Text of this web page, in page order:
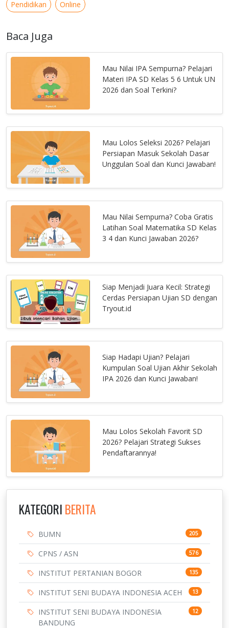
Pendidikan Online
Baca Juga
Mau Nilai IPA Sempurna? Pelajari
Materi IPA SD Kelas 5 6 Untuk UN
2026 dan Soal Terkini?
Mau Lolos Seleksi 2026? Pelajari
Persiapan Masuk Sekolah Dasar
Unggulan Soal dan Kunci Jawaban!
Mau Nilai Sempurna? Coba Gratis
Latihan Soal Matematika SD Kelas
3 4 dan Kunci Jawaban 2026?
Siap Menjadi Juara Kecil: Strategi
Cerdas Persiapan Ujian SD dengan
Tryout.id
Siap Hadapi Ujian? Pelajari
Kumpulan Soal Ujian Akhir Sekolah
IPA 2026 dan Kunci Jawaban!
Mau Lolos Sekolah Favorit SD
2026? Pelajari Strategi Sukses
Pendaftarannya!
KATEGORI BERITA
BUMN 205
CPNS / ASN 576
INSTITUT PERTANIAN BOGOR 135
INSTITUT SENI BUDAYA INDONESIA ACEH 13
INSTITUT SENI BUDAYA INDONESIA
BANDUNG
12